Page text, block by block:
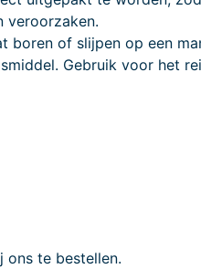
veroorzaken.
boren of slijpen op een
Gebruik voor het
ons te bestellen.